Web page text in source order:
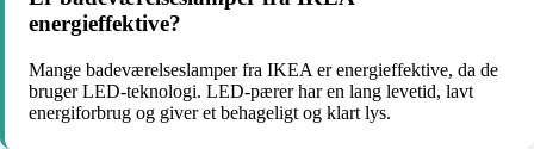
energieffektive?
Mange badeværelseslamper fra IKEA er energieffektive, da de
bruger LED-teknologi. LED-pærer har en lang levetid, lavt
energiforbrug og giver et behageligt og klart lys.